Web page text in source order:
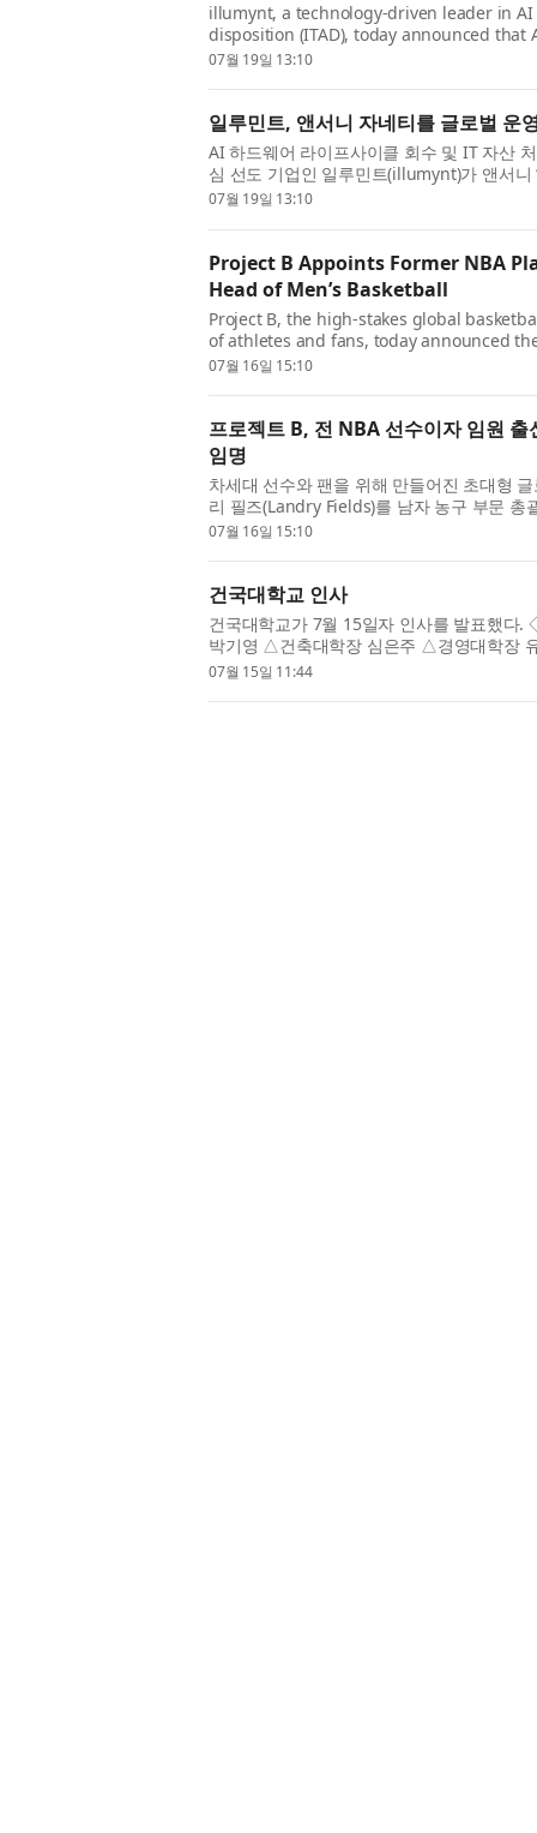
illumynt, a technology-driven leader in
disposition (ITAD), today announced that
company as Senior Vice President of
07월 19일 13:10
일루민트, 앤서니 자네티를 글로벌 운
AI 하드웨어 라이프사이클 회수 및 IT 자산
심 선도 기업인 일루민트(illumynt)가 앤서
2026년 7월 13일자로 글로벌 운영 부...
07월 19일 13:10
Project B Appoints Former NBA
Head of Men’s Basketball
Project B, the high-stakes global
of athletes and fans, today announced
Men’s Basketball. Building on the foun...
07월 16일 15:10
프로젝트 B, 전 NBA 선수이자 임원
임명
차세대 선수와 팬을 위해 만들어진 초대형
리 필즈(Landry Fields)를 남자 농구 부문 총
표했다. 프로젝트 B가 창립 초기부터...
07월 16일 15:10
건국대학교 인사
건국대학교가 7월 15일자 인사를 발표했
박기영 △건축대학장 심은주 △경영대학장
오현정 △수의과대학장 김준영 △문과대학
07월 15일 11:44